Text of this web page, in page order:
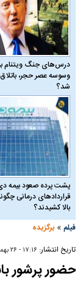
درس‌های جنگ ویتنام
وسوسه عصر حجر،
شد؟
پشت پرده صعود بیمه
قراردادهای درمانی
بالا کشیدند؟
فیلم »برگزیده
تاریخ انتشار: ۱۷:۱۶ - ۲۶ بهمن ۱۴۰۲
حضور پرشور